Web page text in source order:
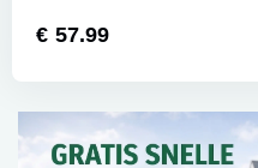
€ 57.99